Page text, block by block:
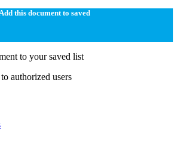
Add this document to saved
to your saved list
authorized users